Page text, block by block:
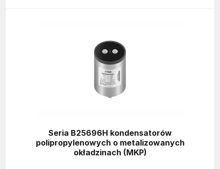
Seria B25696H kondensatorów
polipropylenowych o metalizowanych
okładzinach (MKP)